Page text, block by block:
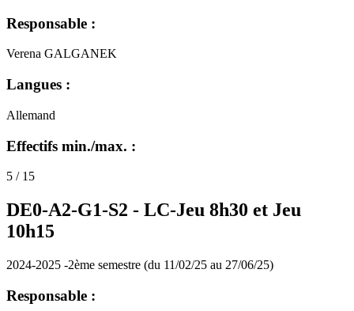
Responsable :
Verena GALGANEK
Langues :
Allemand
Effectifs min./max. :
5 / 15
DE0-A2-G1-S2 - LC-Jeu 8h30 et Jeu
10h15
2024-2025 -2ème semestre (du 11/02/25 au 27/06/25)
Responsable :